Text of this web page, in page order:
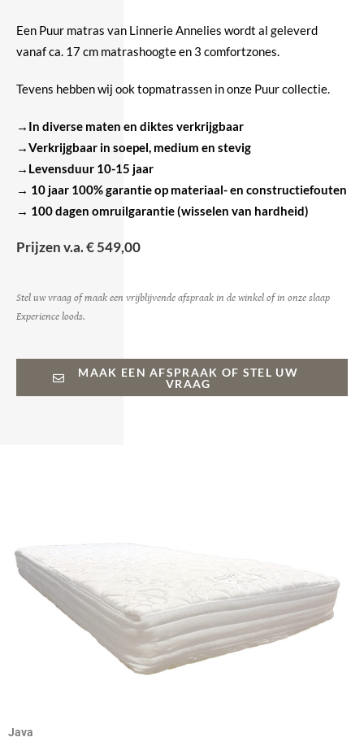
Een Puur matras van Linnerie Annelies wordt al geleverd
vanaf ca. 17 cm matrashoogte en 3 comfortzones.
Tevens hebben wij ook topmatrassen in onze Puur collectie.
→In diverse maten en diktes verkrijgbaar
→Verkrijgbaar in soepel, medium en stevig
→Levensduur 10-15 jaar
→ 10 jaar 100% garantie op materiaal- en constructiefouten
→ 100 dagen omruilgarantie (wisselen van hardheid)
Prijzen v.a. € 549,00
Stel uw vraag of maak een vrijblijvende afspraak in de winkel of in onze slaap
Experience loods.
MAAK EEN AFSPRAAK OF STEL UW
VRAAG
Java